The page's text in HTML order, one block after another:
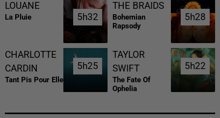
LOUANE
La Pluie 5h32
5h32
THE BRAIDS
Bohemian
Rapsody
5h28
5h28
CHARLOTTE
CARDIN
Tant Pis Pour Elle
5h25
5h25
TAYLOR
SWIFT
The Fate Of
Ophelia
5h22
5h22